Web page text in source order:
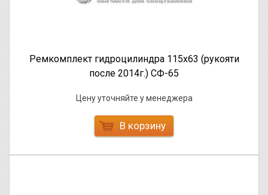
Ремкомплект гидроцилиндра 115х63 (рукояти
после 2014г.) СФ-65
Цену уточняйте у менеджера
В корзину